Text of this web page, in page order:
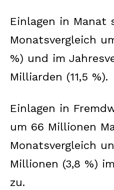
Einlagen in Manat
Monatsvergleich
%) und im
Milliarden (11,5 %).
Einlagen in
um 66 Millionen
Monatsvergleich
Millionen (3,8 %)
zu.